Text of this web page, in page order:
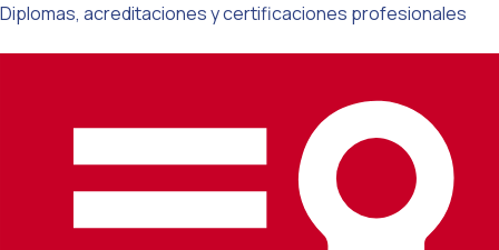
Diplomas, acreditaciones y certificaciones profesionales